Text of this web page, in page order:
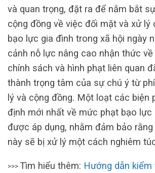
và quan trọng, đặt ra để nắm bắt
cộng đồng về việc đối mặt và xử lý
bạo lực gia đình trong xã hội ngày
cảnh nỗ lực nâng cao nhận thức về
chính sách và hình phạt liên quan
thành trọng tâm của sự chú ý từ
lý và cộng đồng. Một loạt các biện
định mới nhất về mức phạt bạo lực
được áp dụng, nhằm đảm bảo
này sẽ bị xử lý một cách nghiêm
>>> Tìm hiểu thêm: Hướng dẫn